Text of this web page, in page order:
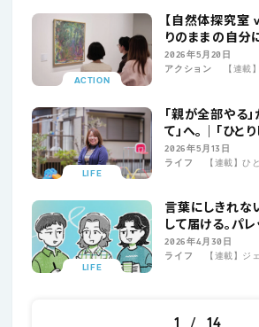
ACTION
【自然体探究室
りのままの自分
た“自然体”の時
アートゼミ」
2026年5月20日
アクション
【連載
LIFE
「親が全部やる
て」へ。│「ひと
Vol.1 光本歩さん
ズ）
2026年5月13日
ライフ
【連載】ひ
LIFE
言葉にしきれな
して届ける。パ
ひらく“つながり
のmado連載
2026年4月30日
ライフ
【連載】ジ
1 14